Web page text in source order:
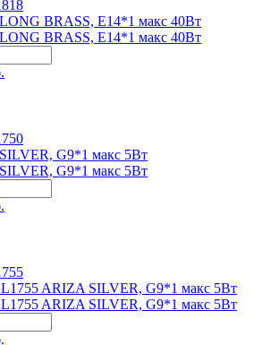
BRASS, Е14*1 макс 40Вт
BRASS, Е14*1 макс 40Вт
G9*1 макс 5Вт
G9*1 макс 5Вт
L1755 ARIZA SILVER, G9*1 макс 5Вт
L1755 ARIZA SILVER, G9*1 макс 5Вт